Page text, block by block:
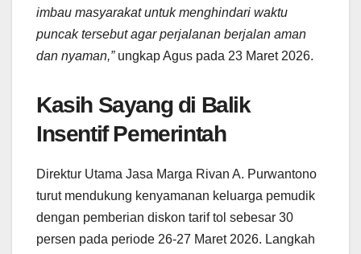
imbau masyarakat untuk menghindari waktu
puncak tersebut agar perjalanan berjalan aman
dan nyaman,”ungkap Agus pada 23 Maret 2026.
Kasih Sayang di Balik
Insentif Pemerintah
Direktur Utama Jasa Marga Rivan A. Purwantono
turut mendukung kenyamanan keluarga pemudik
dengan pemberian diskon tarif tol sebesar 30
persen pada periode 26-27 Maret 2026. Langkah